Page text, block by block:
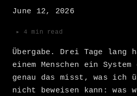
June 12, 2026
▸ 4 min read
Übergabe. Drei Tage lang
einem Menschen ein
genau das misst, was ich
nicht beweisen kann: was